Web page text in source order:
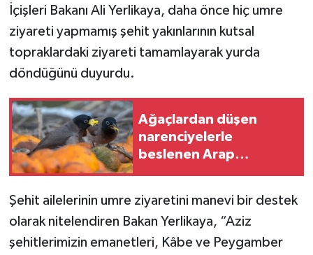
İçişleri Bakanı Ali Yerlikaya, daha önce hiç umre
ziyareti yapmamış şehit yakınlarının kutsal
topraklardaki ziyareti tamamlayarak yurda
döndüğünü duyurdu.
Ağaçlardan düşen
narenciyelerle
beslenen Arap
Şehit ailelerinin umre ziyaretini manevi bir destek
olarak nitelendiren Bakan Yerlikaya, “Aziz
şehitlerimizin emanetleri, Kâbe ve Peygamber